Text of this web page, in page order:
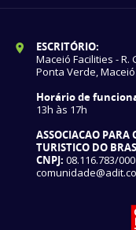
ESCRITÓRIO:
Maceió Facilities - R.
Ponta Verde, Maceió
Horário de
13h às 17h
ASSOCIACAO PARA
TURISTICO DO
CNPJ: 08.116.783/